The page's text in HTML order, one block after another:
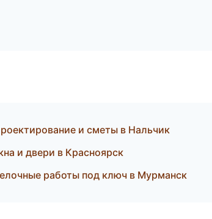
и сметы в Нальчик
и двери в Красноярск
работы под ключ в Мурманск